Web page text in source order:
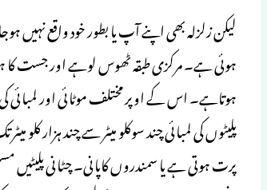
لیکن زلزلہ بھی اپنے آپ یا بطور خود واقع
ہوئی ہے۔ مرکزی طبقہ ٹھوس لوہے اور جست کا
پرت ہوتی ہے یا سمندروں کاپانی۔ چٹانی